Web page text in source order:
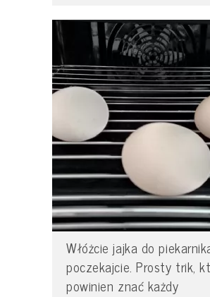
Włóżcie jajka do
poczekajcie. Prosty trik,
powinien znać każdy